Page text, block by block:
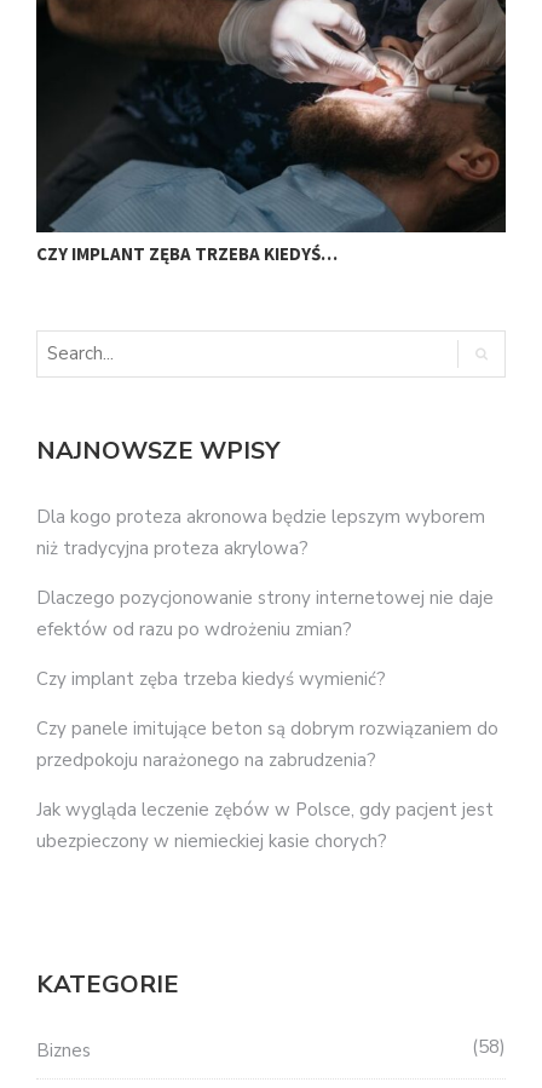
CZY IMPLANT ZĘBA TRZEBA KIEDYŚ…
NAJNOWSZE WPISY
Dla kogo proteza akronowa będzie lepszym wyborem
niż tradycyjna proteza akrylowa?
Dlaczego pozycjonowanie strony internetowej nie daje
efektów od razu po wdrożeniu zmian?
Czy implant zęba trzeba kiedyś wymienić?
Czy panele imitujące beton są dobrym rozwiązaniem do
przedpokoju narażonego na zabrudzenia?
Jak wygląda leczenie zębów w Polsce, gdy pacjent jest
ubezpieczony w niemieckiej kasie chorych?
KATEGORIE
Biznes 58